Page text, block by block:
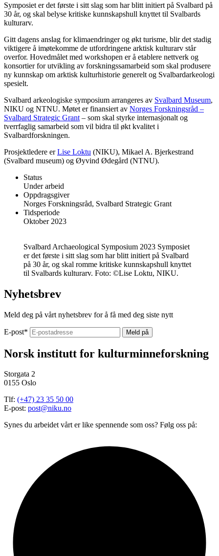
Symposiet er det første i sitt slag som har blitt initiert på Svalbard på
30 år, og skal belyse kritiske kunnskapshull knyttet til Svalbards
kulturarv.
Gitt dagens anslag for klimaendringer og økt turisme, blir det stadig
viktigere å imøtekomme de utfordringene arktisk kulturarv står
overfor. Hovedmålet med workshopen er å etablere nettverk og
konsortier for utvikling av forskningssamarbeid som skal produsere
ny kunnskap om arktisk kulturhistorie generelt og Svalbardarkeologi
spesielt.
Svalbard arkeologiske symposium arrangeres av Svalbard Museum,
NIKU og NTNU. Møtet er finansiert av Norges Forskningsråd –
Svalbard Strategic Grant – som skal styrke internasjonalt og
tverrfaglig samarbeid som vil bidra til økt kvalitet i
Svalbardforskningen.
Prosjektledere erLise Loktu (NIKU), Mikael A. Bjerkestrand
(Svalbard museum) og Øyvind Ødegård (NTNU).
Status
Under arbeid
Oppdragsgiver
Norges Forskningsråd, Svalbard Strategic Grant
Tidsperiode
Oktober 2023
Svalbard Archaeological Symposium 2023 Symposiet
er det første i sitt slag som har blitt initiert på Svalbard
på 30 år, og skal romme kritiske kunnskapshull knyttet
til Svalbards kulturarv. Foto: ©Lise Loktu, NIKU.
Nyhetsbrev
Meld deg på vårt nyhetsbrev for å få med deg siste nytt
E-post*
Norsk institutt for kulturminneforskning
Storgata 2
0155 Oslo
Tlf: (+47) 23 35 50 00
E-post: post@niku.no
Synes du arbeidet vårt er like spennende som oss? Følg oss på: